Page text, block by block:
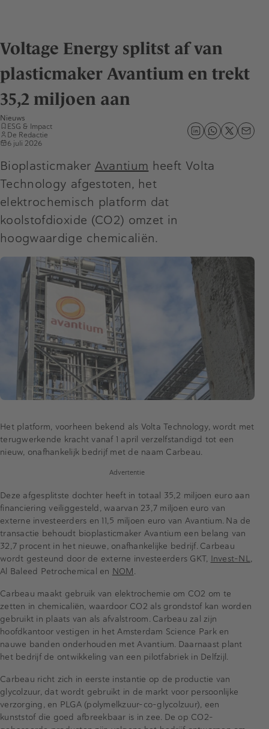
Voltage Energy splitst af van
plasticmaker Avantium en trekt
35,2 miljoen aan
Nieuws
ESG & Impact
De Redactie
6 juli 2026
Bioplasticmaker Avantium heeft Volta
Technology afgestoten, het
elektrochemisch platform dat
koolstofdioxide (CO2) omzet in
hoogwaardige chemicaliën.
Het platform, voorheen bekend als Volta Technology, wordt met
terugwerkende kracht vanaf 1 april verzelfstandigd tot een
nieuw, onafhankelijk bedrijf met de naam Carbeau.
Advertentie
Deze afgesplitste dochter heeft in totaal 35,2 miljoen euro aan
financiering veiliggesteld, waarvan 23,7 miljoen euro van
externe investeerders en 11,5 miljoen euro van Avantium. Na de
transactie behoudt bioplasticmaker Avantium een belang van
32,7 procent in het nieuwe, onafhankelijke bedrijf. Carbeau
wordt gesteund door de externe investeerders GKT, Invest-NL,
Al Baleed Petrochemical en NOM.
Carbeau maakt gebruik van elektrochemie om CO2 om te
zetten in chemicaliën, waardoor CO2 als grondstof kan worden
gebruikt in plaats van als afvalstroom. Carbeau zal zijn
hoofdkantoor vestigen in het Amsterdam Science Park en
nauwe banden onderhouden met Avantium. Daarnaast plant
het bedrijf de ontwikkeling van een pilotfabriek in Delfzijl.
Carbeau richt zich in eerste instantie op de productie van
glycolzuur, dat wordt gebruikt in de markt voor persoonlijke
verzorging, en PLGA (polymelkzuur-co-glycolzuur), een
kunststof die goed afbreekbaar is in zee. De op CO2-